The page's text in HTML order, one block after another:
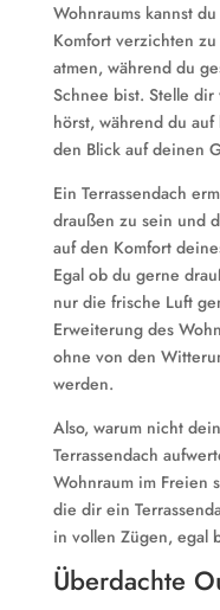
Wohnraums kannst
Komfort verzichten
atmen, während du
Schnee bist. Stelle
hörst, während du
den Blick auf deinen
Ein Terrassendach
draußen zu sein und
auf den Komfort
Egal ob du gerne
nur die frische Luft
Erweiterung des
ohne von den
werden.
Also, warum nicht
Terrassendach
Wohnraum im Freien
die dir ein
in vollen Zügen, egal
Überdachte